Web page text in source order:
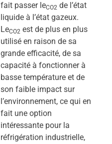
fait passer leCO2 de l’état
liquide à l’état gazeux.
LeCO2 est de plus en plus
utilisé en raison de sa
grande efficacité, de sa
capacité à fonctionner à
basse température et de
son faible impact sur
l’environnement, ce qui en
fait une option
intéressante pour la
réfrigération industrielle,